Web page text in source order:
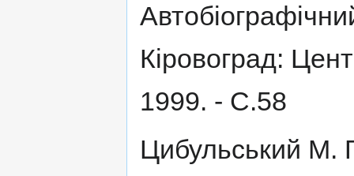
Кіровоград:
1999. - С.58
Цибульський М.